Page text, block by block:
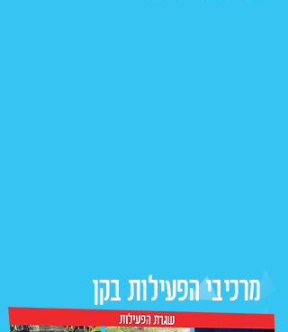
מרכיבי הפעילות בקן